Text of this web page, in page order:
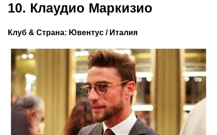
10. Клаудио Маркизио
Клуб & Страна: Ювентус / Италия